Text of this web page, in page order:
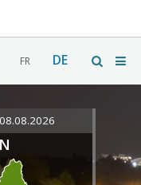
FR DE
08.08.2026